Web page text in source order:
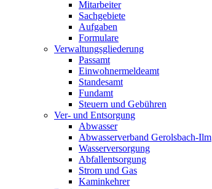
Mitarbeiter
Sachgebiete
Aufgaben
Formulare
Verwaltungsgliederung
Passamt
Einwohnermeldeamt
Standesamt
Fundamt
Steuern und Gebühren
Ver- und Entsorgung
Abwasser
Abwasserverband Gerolsbach-Ilm
Wasserversorgung
Abfallentsorgung
Strom und Gas
Kaminkehrer